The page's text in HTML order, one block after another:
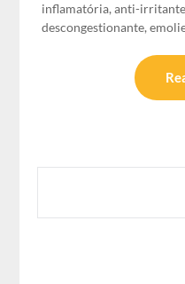
inflamatória, anti-
descongestionante,